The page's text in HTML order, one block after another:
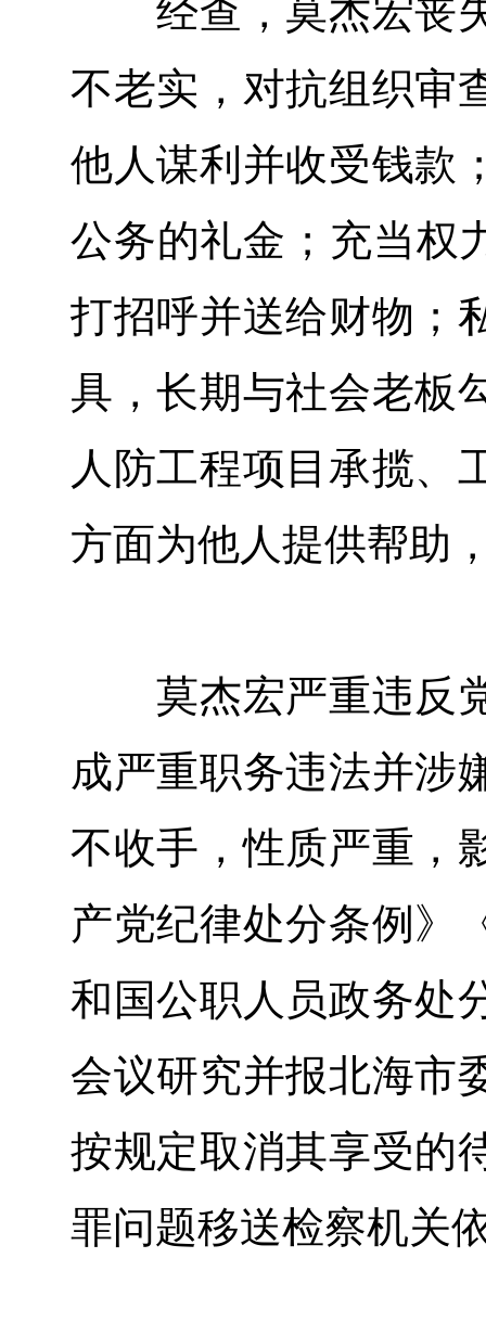
经查，莫杰宏丧失
不老实，对抗组织审
他人谋利并收受钱款
公务的礼金；充当权
打招呼并送给财物；
具，长期与社会老板
人防工程项目承揽、
方面为他人提供帮助
莫杰宏严重违反党
成严重职务违法并涉
不收手，性质严重，
产党纪律处分条例》
和国公职人员政务处
会议研究并报北海市
按规定取消其享受的
罪问题移送检察机关